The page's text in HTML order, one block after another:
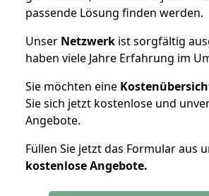
passende Lösung finden werden.
Unser Netzwerk ist sorgfältig
haben viele Jahre Erfahrung im
Sie möchten eine
Sie sich jetzt kostenlose und
Angebote.
Füllen Sie jetzt das Formular aus
kostenloseAngebote.